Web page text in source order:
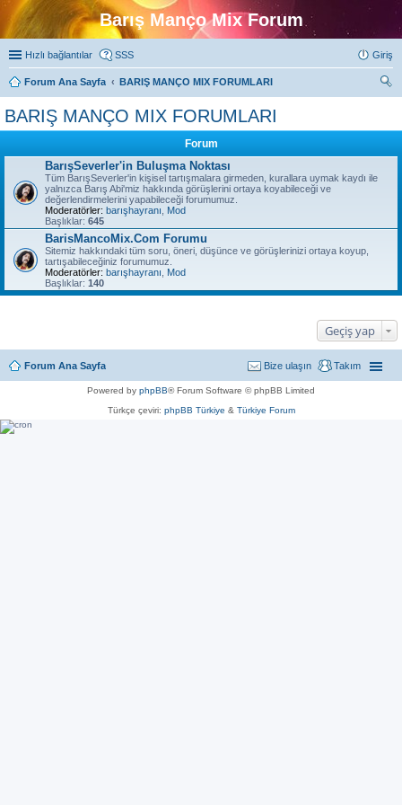
Barış Manço Mix Forum
Hızlı bağlantılar SSS Giriş
Forum Ana Sayfa
BARIŞ MANÇO MIX FORUMLARI
BARIŞ MANÇO MIX FORUMLARI
Forum
BarışSeverler'in Buluşma Noktası
Tüm BarışSeverler'in kişisel tartışmalara girmeden, kurallara uymak kaydı ile
yalnızca Barış Abi'miz hakkında görüşlerini ortaya koyabileceği ve
değerlendirmelerini yapabileceği forumumuz.
Moderatörler: barışhayranı
Mod
Başlıklar: 645
BarisMancoMix.Com Forumu
Sitemiz hakkındaki tüm soru, öneri, düşünce ve görüşlerinizi ortaya koyup,
tartışabileceğiniz forumumuz.
Moderatörler: barışhayranı
Mod
Başlıklar: 140
Geçiş yap
Forum Ana Sayfa Takım
Bize ulaşın
Powered by phpBB® Forum Software © phpBB Limited
Türkçe çeviri: phpBB Türkiye & Türkiye Forum